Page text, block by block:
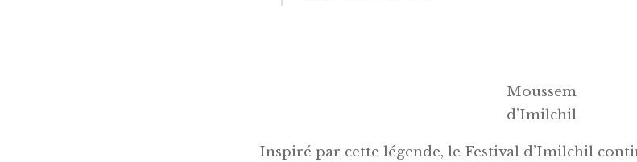
Moussem
d’Imilchil
Inspiré par cette légende, le Festival d’Imilchil